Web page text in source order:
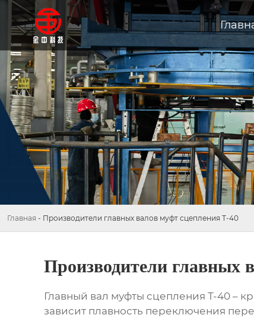
Главная - Производители главных валов муфт сцепления Т-40
Производители главных
Главный вал муфты сцепления Т-40 –
зависит плавность переключения